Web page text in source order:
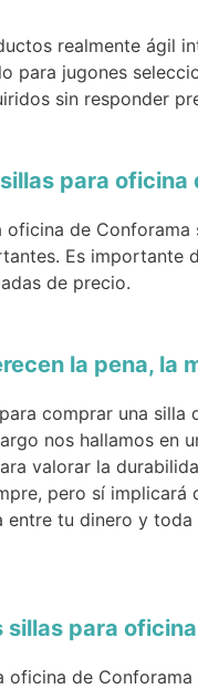
realmente ágil
para jugones
sin responder
para oficina
oficina de
Es
de precio.
la pena, la
comprar una
nos hallamos en
valorar la
pero sí
entre tu dinero y
sillas para
oficina de